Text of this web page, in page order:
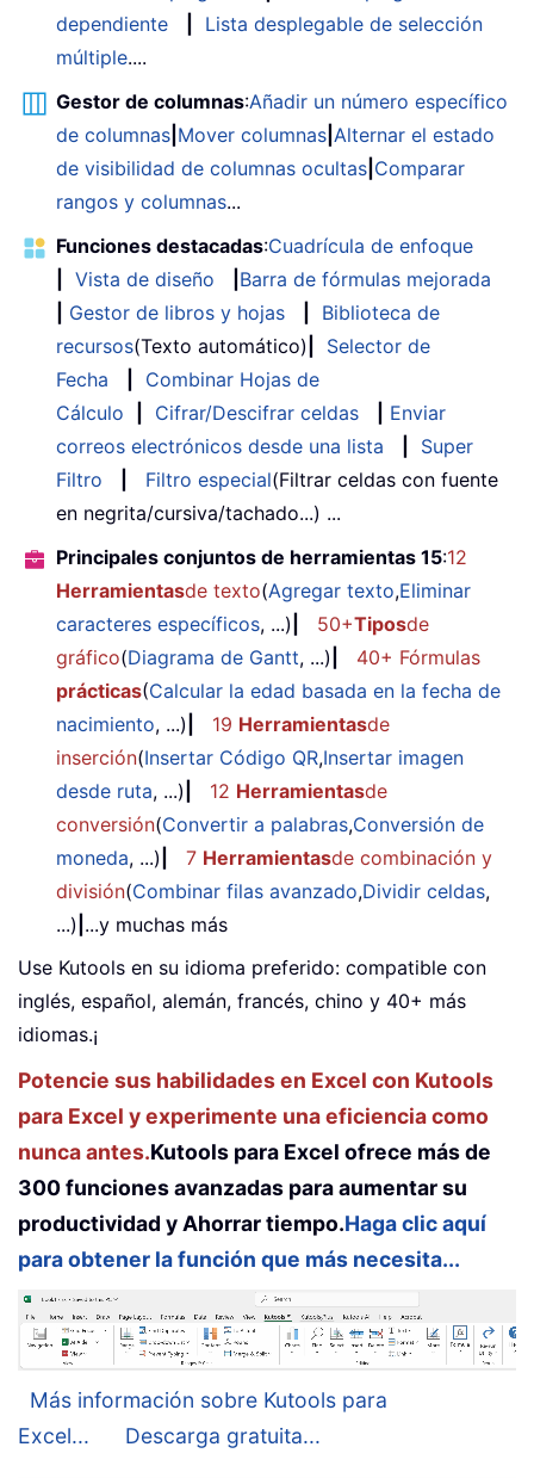
dependiente
Lista desplegable de selección
múltiple....
Gestor de columnas:Añadir un número específico
de columnas Mover columnas Alternar el estado
de visibilidad de columnas ocultas Comparar
rangos y columnas...
Funciones destacadas:Cuadrícula de enfoque
Vista de diseño
Barra de fórmulas mejorada
Gestor de libros y hojas
Biblioteca de
recursos(Texto automático)
Selector de
Fecha
Combinar Hojas de
Cálculo
Cifrar/Descifrar celdas
Enviar
correos electrónicos desde una lista
Super
Filtro
Filtro especial(Filtrar celdas con fuente
en negrita/cursiva/tachado...) ...
Principales conjuntos de herramientas 15:12
Herramientasde texto(Agregar texto,Eliminar
caracteres específicos, ...) 50+Tiposde
gráfico(Diagrama de Gantt, ...)
40+ Fórmulas
prácticas(Calcular la edad basada en la fecha de
nacimiento, ...) 19 Herramientasde
inserción(Insertar Código QR,Insertar imagen
desde ruta, ...) 12 Herramientasde
conversión(Convertir a palabras,Conversión de
moneda, ...) 7 Herramientasde combinación y
división(Combinar filas avanzado,Dividir celdas,
...) ...y muchas más
Use Kutools en su idioma preferido: compatible con
inglés, español, alemán, francés, chino y 40+ más
idiomas.¡
Potencie sus habilidades en Excel con Kutools
para Excel y experimente una eficiencia como
nunca antes.Kutools para Excel ofrece más de
300 funciones avanzadas para aumentar su
productividad y Ahorrar tiempo.Haga clic aquí
para obtener la función que más necesita...
Más información sobre Kutools para
Excel...
Descarga gratuita...